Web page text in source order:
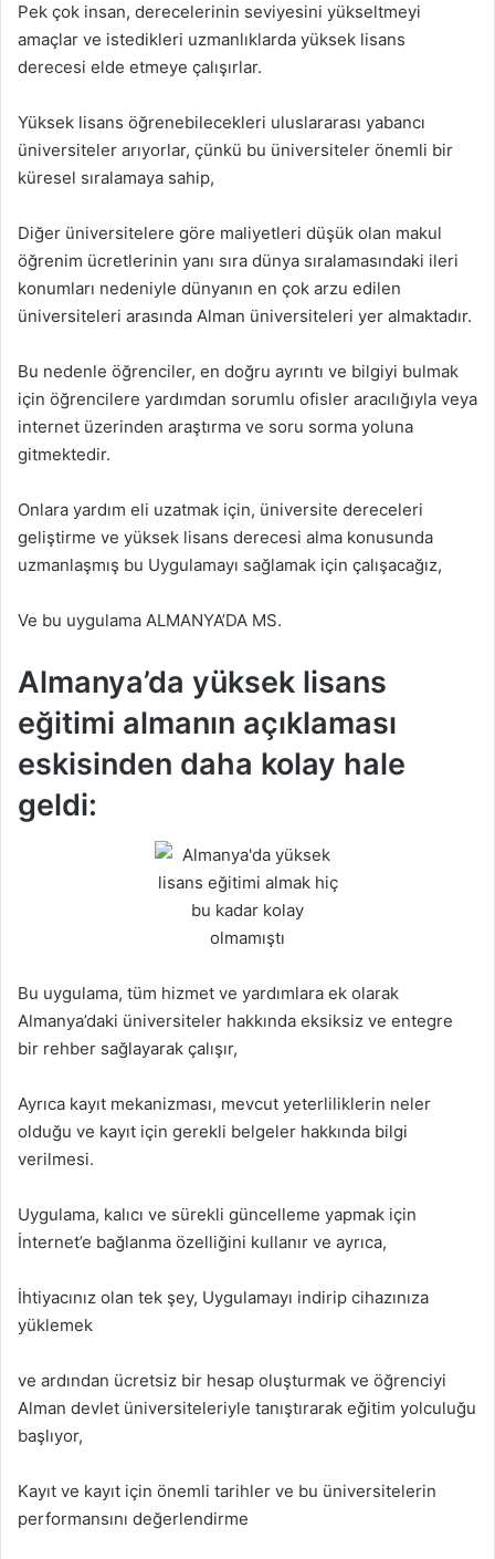
Pek çok insan, derecelerinin seviyesini yükseltmeyi
amaçlar ve istedikleri uzmanlıklarda yüksek lisans
derecesi elde etmeye çalışırlar.
Yüksek lisans öğrenebilecekleri uluslararası yabancı
üniversiteler arıyorlar, çünkü bu üniversiteler önemli bir
küresel sıralamaya sahip,
Diğer üniversitelere göre maliyetleri düşük olan makul
öğrenim ücretlerinin yanı sıra dünya sıralamasındaki ileri
konumları nedeniyle dünyanın en çok arzu edilen
üniversiteleri arasında Alman üniversiteleri yer almaktadır.
Bu nedenle öğrenciler, en doğru ayrıntı ve bilgiyi bulmak
için öğrencilere yardımdan sorumlu ofisler aracılığıyla veya
internet üzerinden araştırma ve soru sorma yoluna
gitmektedir.
Onlara yardım eli uzatmak için, üniversite dereceleri
geliştirme ve yüksek lisans derecesi alma konusunda
uzmanlaşmış bu Uygulamayı sağlamak için çalışacağız,
Ve bu uygulama ALMANYA’DA MS.
Almanya’da yüksek lisans
eğitimi almanın açıklaması
eskisinden daha kolay hale
geldi:
Bu uygulama, tüm hizmet ve yardımlara ek olarak
Almanya’daki üniversiteler hakkında eksiksiz ve entegre
bir rehber sağlayarak çalışır,
Ayrıca kayıt mekanizması, mevcut yeterliliklerin neler
olduğu ve kayıt için gerekli belgeler hakkında bilgi
verilmesi.
Uygulama, kalıcı ve sürekli güncelleme yapmak için
İnternet’e bağlanma özelliğini kullanır ve ayrıca,
İhtiyacınız olan tek şey, Uygulamayı indirip cihazınıza
yüklemek
ve ardından ücretsiz bir hesap oluşturmak ve öğrenciyi
Alman devlet üniversiteleriyle tanıştırarak eğitim yolculuğu
başlıyor,
Kayıt ve kayıt için önemli tarihler ve bu üniversitelerin
performansını değerlendirme